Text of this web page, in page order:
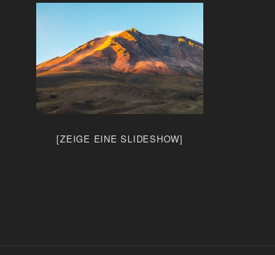
[ZEIGE EINE SLIDESHOW]